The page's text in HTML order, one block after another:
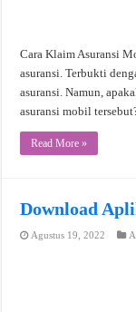
Cara Klaim Asuransi
asuransi. Terbukti
asuransi. Namun,
asuransi mobil
Read More »
Download
Agustus 19, 2022